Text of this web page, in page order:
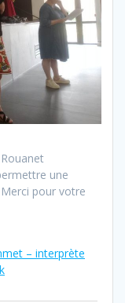
une
pour votre
– interprète